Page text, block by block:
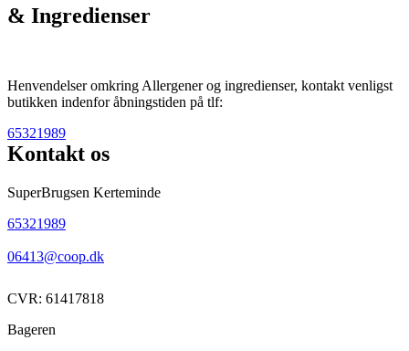
& Ingredienser
Henvendelser omkring Allergener og ingredienser, kontakt venligst
butikken indenfor åbningstiden på tlf:
65321989
Kontakt os
SuperBrugsen Kerteminde
65321989
06413@coop.dk
CVR: 61417818
Bageren